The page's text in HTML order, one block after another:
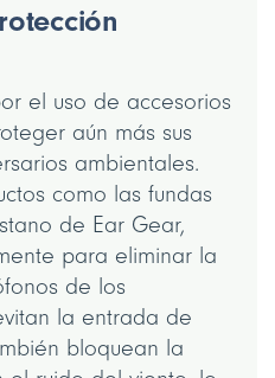
el uso de accesorios
aún más sus
ambientales.
como las fundas
de Ear Gear,
para eliminar la
de los
la entrada de
bloquean la